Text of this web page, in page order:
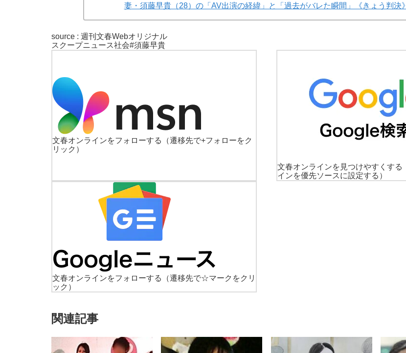
妻・須藤早貴（28）の「AV出演の経緯」と「過去がバレた瞬間」《きょう判決》
source : 週刊文春Webオリジナル
スクープニュース社会#須藤早貴
文春オンラインをフォローする
（遷移先で+フォローをク
リック）
文春オンラインを見つけやすくする
インを優先ソースに設定する）
文春オンラインをフォローする
（遷移先で☆マークをクリ
ック）
関連記事